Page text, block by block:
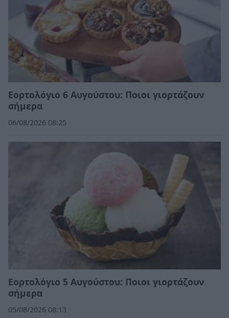
Εορτολόγιο 6 Αυγούστου: Ποιοι γιορτάζουν
σήμερα
06/08/2026 08:25
Εορτολόγιο 5 Αυγούστου: Ποιοι γιορτάζουν
σήμερα
05/08/2026 08:13